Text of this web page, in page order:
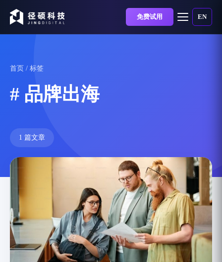
免费试用 EN
首页 / 标签
# 品牌出海
1 篇文章